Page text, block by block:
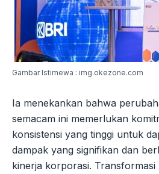
Gambar Istimewa : img.okezone.com
Ia menekankan bahwa
semacam ini memerlukan
konsistensi yang tinggi untuk
dampak yang signifikan dan
kinerja korporasi. Transformasi